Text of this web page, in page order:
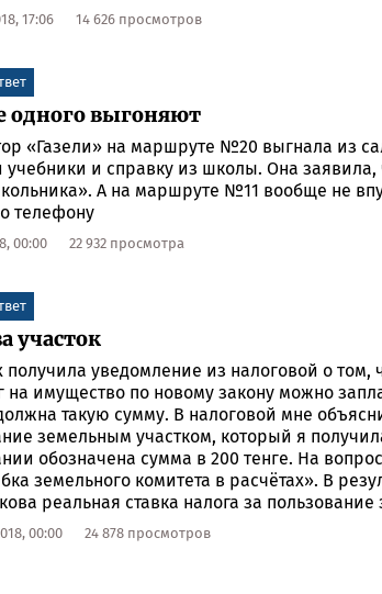
17:06 14 626 просмотров
одного выгоняют
«Газели» на маршруте №20 выгнала из
учебники и справку из школы. Она заявила,
А на маршруте №11 вообще не
телефону
00:00 22 932 просмотра
участок
получила уведомление из налоговой о том,
на имущество по новому закону можно
такую сумму. В налоговой мне
земельным участком, который я
обозначена сумма в 200 тенге. На
земельного комитета в расчётах». В
реальная ставка налога за
00:00 24 878 просмотров